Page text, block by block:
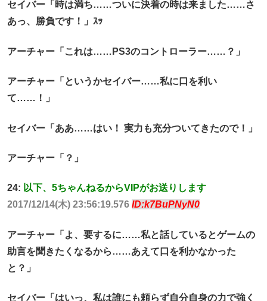
セイバー「時は満ち……ついに決着の時は来ました……さ
あっ、勝負です！」ｽｯ
アーチャー「これは……PS3のコントローラー……？」
アーチャー「というかセイバー……私に口を利い
て……！」
セイバー「ああ……はい！ 実力も充分ついてきたので！」
アーチャー「？」
24: 以下、5ちゃんねるからVIPがお送りします
2017/12/14(木) 23:56:19.576 ID:k7BuPNyN0
アーチャー「よ、要するに……私と話しているとゲームの
助言を聞きたくなるから……あえて口を利かなかった
と？」
セイバー「はいっ、私は誰にも頼らず自分自身の力で強く